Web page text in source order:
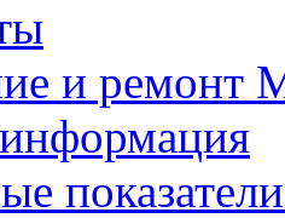
и ремонт